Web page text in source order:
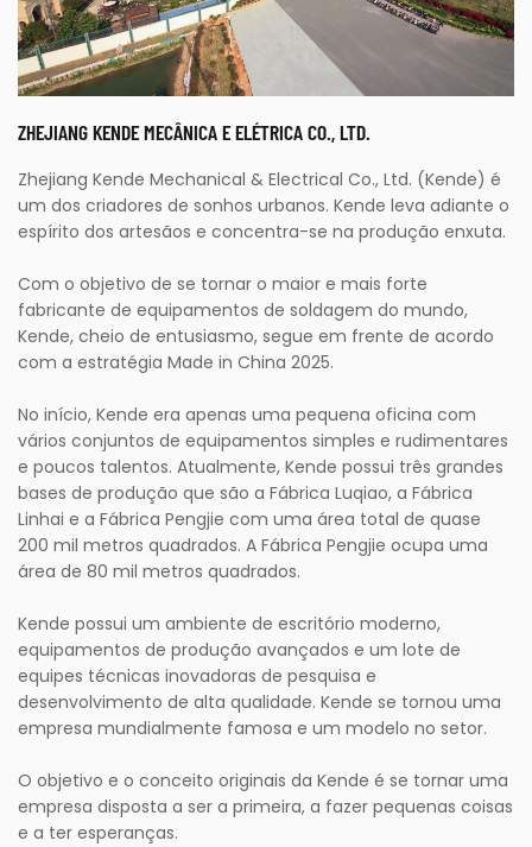
ZHEJIANG KENDE MECÂNICA E ELÉTRICA CO., LTD.
Zhejiang Kende Mechanical & Electrical Co., Ltd. (Kende) é
um dos criadores de sonhos urbanos. Kende leva adiante o
espírito dos artesãos e concentra-se na produção enxuta.
Com o objetivo de se tornar o maior e mais forte
fabricante de equipamentos de soldagem do mundo,
Kende, cheio de entusiasmo, segue em frente de acordo
com a estratégia Made in China 2025.
No início, Kende era apenas uma pequena oficina com
vários conjuntos de equipamentos simples e rudimentares
e poucos talentos. Atualmente, Kende possui três grandes
bases de produção que são a Fábrica Luqiao, a Fábrica
Linhai e a Fábrica Pengjie com uma área total de quase
200 mil metros quadrados. A Fábrica Pengjie ocupa uma
área de 80 mil metros quadrados.
Kende possui um ambiente de escritório moderno,
equipamentos de produção avançados e um lote de
equipes técnicas inovadoras de pesquisa e
desenvolvimento de alta qualidade. Kende se tornou uma
empresa mundialmente famosa e um modelo no setor.
O objetivo e o conceito originais da Kende é se tornar uma
empresa disposta a ser a primeira, a fazer pequenas coisas
e a ter esperanças.